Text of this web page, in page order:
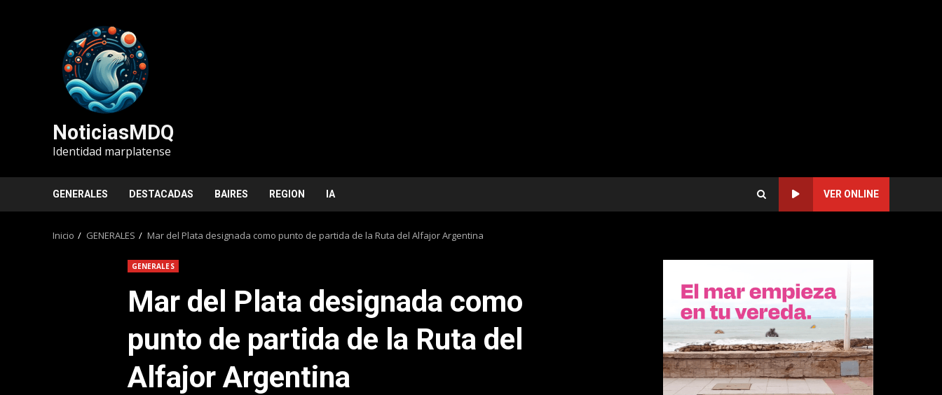
NoticiasMDQ
Identidad marplatense
GENERALES DESTACADAS BAIRES REGION IA VER ONLINE
Inicio GENERALES Mar del Plata designada como punto de partida de la Ruta del Alfajor Argentina
GENERALES
Mar del Plata designada como
punto de partida de la Ruta del
Alfajor Argentina